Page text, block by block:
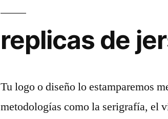
replicas de
Tu logo o diseño lo estamparemos
metodologías como la serigrafía, el